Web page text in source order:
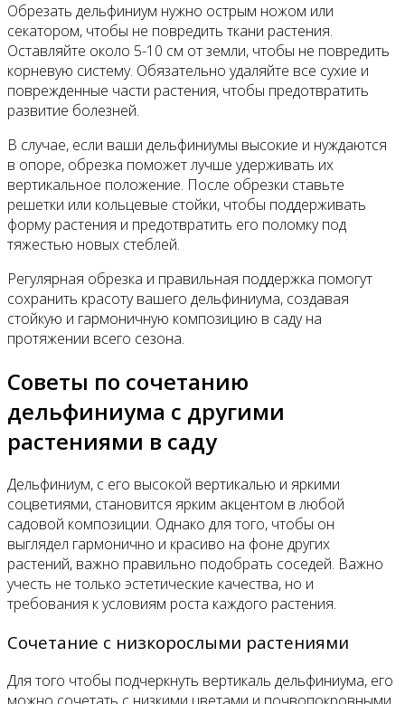
Обрезать дельфиниум нужно острым ножом или
секатором, чтобы не повредить ткани растения.
Оставляйте около 5-10 см от земли, чтобы не повредить
корневую систему. Обязательно удаляйте все сухие и
поврежденные части растения, чтобы предотвратить
развитие болезней.
В случае, если ваши дельфиниумы высокие и нуждаются
в опоре, обрезка поможет лучше удерживать их
вертикальное положение. После обрезки ставьте
решетки или кольцевые стойки, чтобы поддерживать
форму растения и предотвратить его поломку под
тяжестью новых стеблей.
Регулярная обрезка и правильная поддержка помогут
сохранить красоту вашего дельфиниума, создавая
стойкую и гармоничную композицию в саду на
протяжении всего сезона.
Советы по сочетанию
дельфиниума с другими
растениями в саду
Дельфиниум, с его высокой вертикалью и яркими
соцветиями, становится ярким акцентом в любой
садовой композиции. Однако для того, чтобы он
выглядел гармонично и красиво на фоне других
растений, важно правильно подобрать соседей. Важно
учесть не только эстетические качества, но и
требования к условиям роста каждого растения.
Сочетание с низкорослыми растениями
Для того чтобы подчеркнуть вертикаль дельфиниума, его
можно сочетать с низкими цветами и почвопокровными